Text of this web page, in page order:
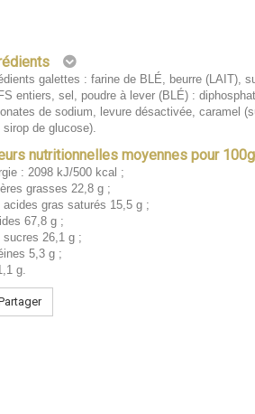
galettes : farine de BLÉ, beurre (LAIT),
entiers, sel, poudre à lever (BLÉ) :
de sodium, levure désactivée, caramel
sirop de glucose).
nutritionnelles moyennes pour 100g
: 2098 kJ/500 kcal ;
grasses 22,8 g ;
acides gras saturés 15,5 g ;
67,8 g ;
sucres 26,1 g ;
5,3 g ;
g.